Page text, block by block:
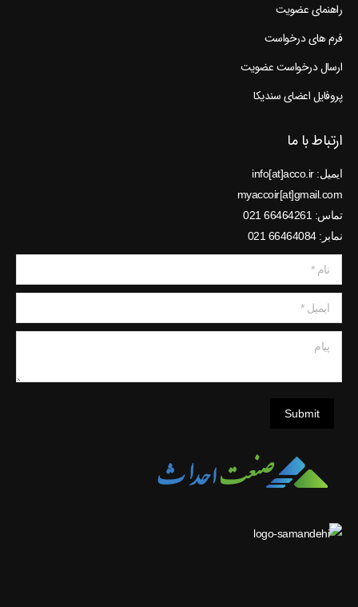
راهنمای عضویت
فرم های درخواست
ارسال درخواست عضویت
پروفایل اعضای سندیکا
ارتباط با ما
ایمیل: info[at]acco.ir
myaccoir[at]gmail.com
تماس: 66464261 021
نمابر: 66464084 021
نام *
ایمیل *
Submit